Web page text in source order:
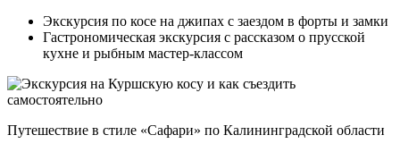
Экскурсия по косе на джипах с заездом в форты и замки
Гастрономическая экскурсия с рассказом о прусской
кухне и рыбным мастер-классом
Путешествие в стиле «Сафари» по Калининградской области